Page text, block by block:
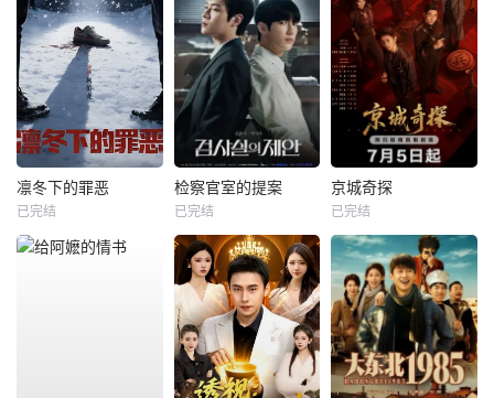
凛冬下的罪恶
已完结
检察官室的提案
已完结
京城奇探
已完结